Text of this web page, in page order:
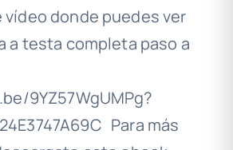
donde puedes ver
a testa completa paso a
9YZ57WgUMPg?
Para más